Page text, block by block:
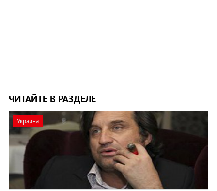
ЧИТАЙТЕ В РАЗДЕЛЕ
Украина